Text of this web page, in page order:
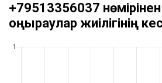
+79513356037
қоңыраулар жиілігінің